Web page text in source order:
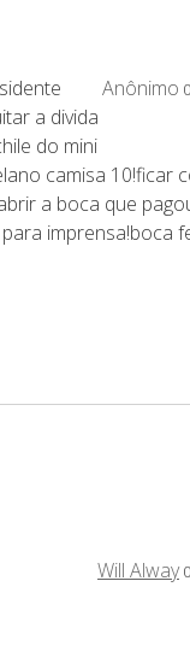
Anônimo
a divida
do mini
camisa 10!ficar
a boca que
imprensa!boca
Will Alway